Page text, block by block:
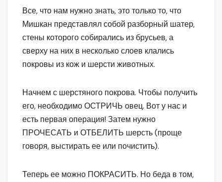
Все, что нам нужно знать, это только то, что
Мишкан представлял собой разборный шатер,
стены которого собирались из брусьев, а
сверху на них в несколько слоев клались
покровы из кож и шерсти животных.
Начнем с шерстяного покрова. Чтобы получить
его, необходимо ОСТРИЧЬ овец. Вот у нас и
есть первая операция! Затем нужно
ПРОЧЕСАТЬ и ОТБЕЛИТЬ шерсть (проще
говоря, выстирать ее или почистить).
Теперь ее можно ПОКРАСИТЬ. Но беда в том,